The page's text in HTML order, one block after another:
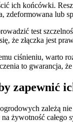
ich końcówki.
lub
test
że złączka jest
ciśnieniu, warto
to gwarancja,
zapewnić
zależą
żywotność